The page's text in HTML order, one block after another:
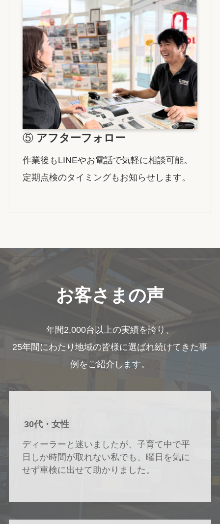
⑤ アフターフォロー
作業後もLINEやお電話で気軽に相談可能。
定期点検のタイミングもお知らせします。
お客さまの声
年間2,000台以上の実績を誇り、
25年間にわたり地域の皆様に選ばれ続けてきた事
例をご紹介します。
30代・女性
ディーラーと迷いましたが、子育て中で平
日しか時間が取れない私でも、曜日を気に
せず車検に出せて助かりました。